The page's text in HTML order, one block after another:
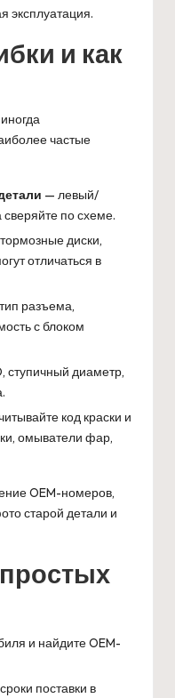
эксплуатация.
и как
частые
— левый/
по схеме.
диски,
отличаться в
разъема,
с блоком
ступичный диаметр,
код краски и
омыватели фар,
OEM-номеров,
старой детали и
простых
и найдите OEM-
поставки в